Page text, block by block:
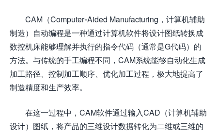
CAM（Computer-Aided Manufacturing，计算机辅助
制造）自动编程是一种通过计算机软件将设计图纸转换成
数控机床能够理解并执行的指令代码（通常是G代码）的
方法。与传统的手工编程不同，CAM系统能够自动化生成
加工路径、控制加工顺序、优化加工过程，极大地提高了
制造精度和生产效率。
在这一过程中，CAM软件通过输入CAD（计算机辅助
设计）图纸，将产品的三维设计数据转化为二维或三维的